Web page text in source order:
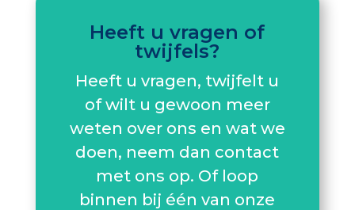
Heeft u vragen of
twijfels?
Heeft u vragen, twijfelt u
of wilt u gewoon meer
weten over ons en wat we
doen, neem dan contact
met ons op. Of loop
binnen bij één van onze